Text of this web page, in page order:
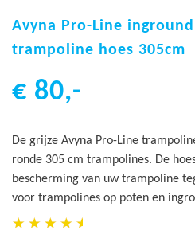
naar
het
van
gallerij
Avyna Pro-Line
trampoline hoes 305cm
€ 80,-
De grijze Avyna Pro-Line
ronde 305 cm trampolines. De
bescherming van uw trampoline
voor trampolines op poten en